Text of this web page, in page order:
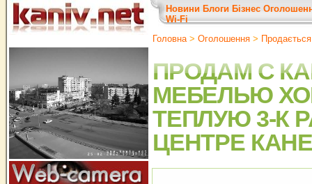
Новини Блоги Бізнес
Wi-Fi
Головна> Оголошення >
ПРОДАМ С
МЕБЕЛЬЮ
ТЕПЛУЮ 3-К
ЦЕНТРЕ